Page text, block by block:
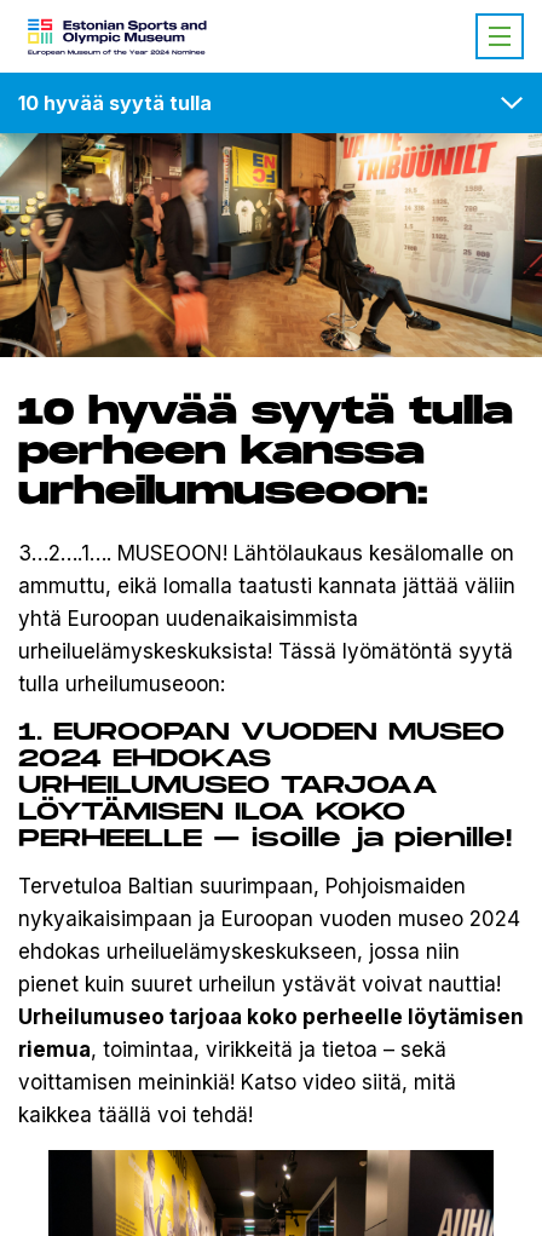
10 hyvää syytä tulla
10 hyvää syytä tulla
perheen kanssa
urheilumuseoon:
3…2….1…. MUSEOON! Lähtölaukaus kesälomalle on
ammuttu, eikä lomalla taatusti kannata jättää väliin
yhtä Euroopan uudenaikaisimmista
urheiluelämyskeskuksista! Tässä lyömätöntä syytä
tulla urheilumuseoon:
1. EUROOPAN VUODEN MUSEO
2024 EHDOKAS
URHEILUMUSEO TARJOAA
LÖYTÄMISEN ILOA KOKO
PERHEELLE – isoille ja pienille!
Tervetuloa Baltian suurimpaan, Pohjoismaiden
nykyaikaisimpaan ja Euroopan vuoden museo 2024
ehdokas urheiluelämyskeskukseen, jossa niin
pienet kuin suuret urheilun ystävät voivat nauttia!
Urheilumuseo tarjoaa koko perheelle löytämisen
riemua, toimintaa, virikkeitä ja tietoa – sekä
voittamisen meininkiä! Katso video siitä, mitä
kaikkea täällä voi tehdä!